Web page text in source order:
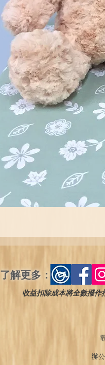
了解更多：
收益扣除成本將全數撥作
辦